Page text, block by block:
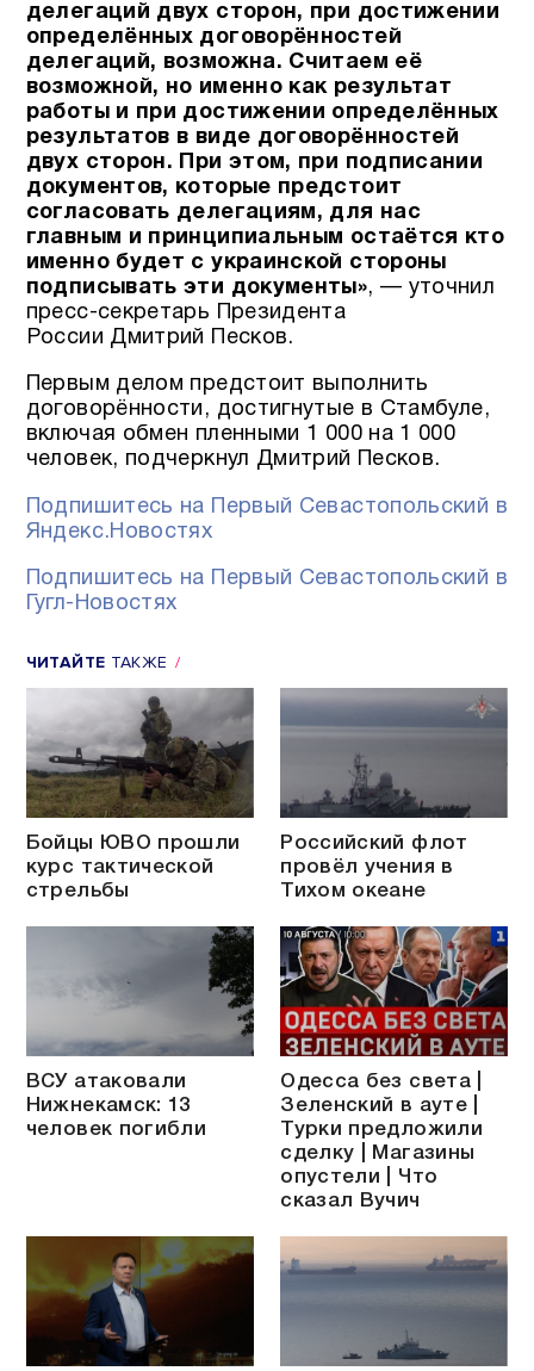
делегаций двух сторон, при достижении
определённых договорённостей
делегаций, возможна. Считаем её
возможной, но именно как результат
работы и при достижении определённых
результатов в виде договорённостей
двух сторон. При этом, при подписании
документов, которые предстоит
согласовать делегациям, для нас
главным и принципиальным остаётся кто
именно будет с украинской стороны
подписывать эти документы», — уточнил
пресс-секретарь Президента
России Дмитрий Песков.
Первым делом предстоит выполнить
договорённости, достигнутые в Стамбуле,
включая обмен пленными 1 000 на 1 000
человек, подчеркнул Дмитрий Песков.
Подпишитесь на Первый Севастопольский в
Яндекс.Новостях
Подпишитесь на Первый Севастопольский в
Гугл-Новостях
ЧИТАЙТЕ ТАКЖЕ
Бойцы ЮВО прошли
курс тактической
стрельбы
Российский флот
провёл учения в
Тихом океане
ВСУ атаковали
Нижнекамск: 13
человек погибли
Одесса без света |
Зеленский в ауте |
Турки предложили
сделку | Магазины
опустели | Что
сказал Вучич